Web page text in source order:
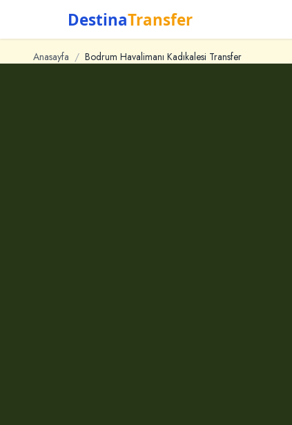
DestinaTransfer
Anasayfa / Bodrum Havalimanı Kadıkalesi Transfer